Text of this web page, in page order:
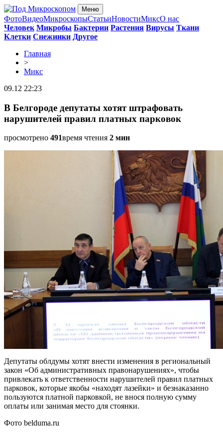
Меню
ФотоВидеоМикроскопыСтатьиНовостиМиксО нас
Человек Микробы Бактерии Растения Вирусы Ткани
Клетки Снежинки Другое
Главная
>
Микс
09.12 22:23
В Белгороде депутаты хотят штрафовать
нарушителей правил платных парковок
просмотрено 491время чтения 2 мин
Депутаты облдумы хотят внести изменения в региональный
закон «Об административных правонарушениях», чтобы
привлекать к ответственности нарушителей правил платных
парковок, которые якобы «находят лазейки» и безнаказанно
пользуются платной парковкой, не внося полную сумму
оплаты или занимая место для стоянки.
Фото belduma.ru